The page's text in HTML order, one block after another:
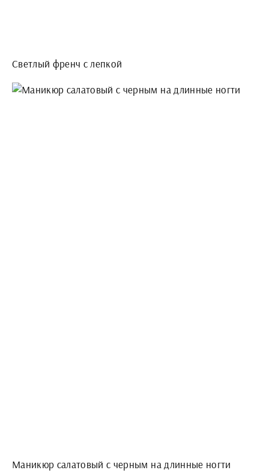
Светлый френч с лепкой
Маникюр салатовый с черным на длинные ногти